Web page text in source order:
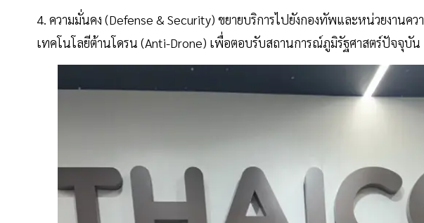
4. ความมั่นคง (Defense & Security) ขยายบริการไปยังกองทัพและหน่วยงานค
เทคโนโลยีต้านโดรน (Anti-Drone) เพื่อตอบรับสถานการณ์ภูมิรัฐศาสตร์ปัจจุบัน